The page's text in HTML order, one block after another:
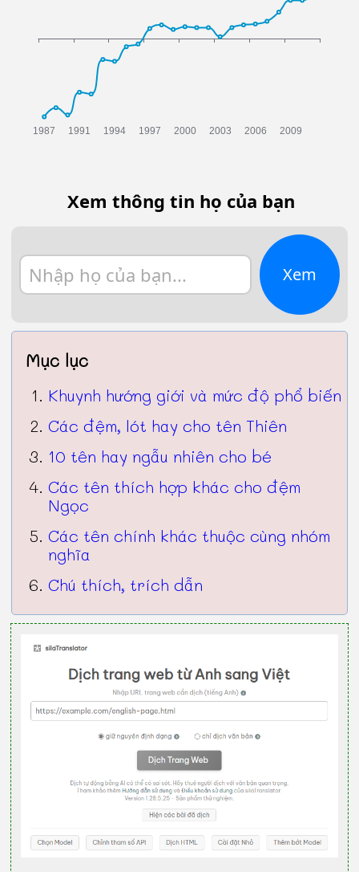
Xem thông tin họ của bạn
Xem
Mục lục
Khuynh hướng giới và mức độ phổ biến
Các đệm, lót hay cho tên Thiên
10 tên hay ngẫu nhiên cho bé
Các tên thích hợp khác cho đệm
Ngọc
Các tên chính khác thuộc cùng nhóm
nghĩa
Chú thích, trích dẫn